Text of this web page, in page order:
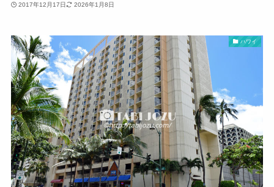
2017年12月17日 2026年1月8日
ハワイ